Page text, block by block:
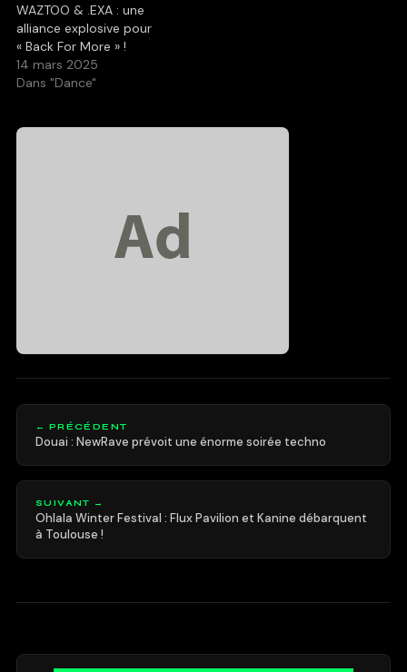
WAZTOO & .EXA : une
alliance explosive pour
« Back For More » !
14 mars 2025
Dans "Dance"
← PRÉCÉDENT
Douai : NewRave prévoit une énorme soirée techno
SUIVANT →
Ohlala Winter Festival : Flux Pavilion et Kanine débarquent
à Toulouse !